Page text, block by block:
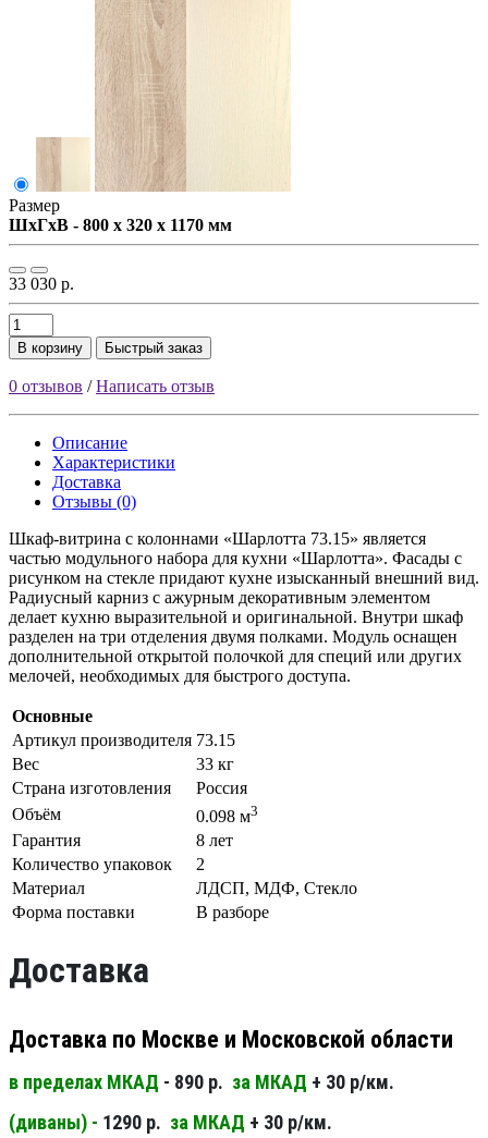
Размер
ШxГxВ - 800 x 320 x 1170 мм
33 030 р.
В корзину Быстрый заказ
0 отзывов /Написать отзыв
Описание
Характеристики
Доставка
Отзывы (0)
Шкаф-витрина с колоннами «Шарлотта 73.15» является
частью модульного набора для кухни «Шарлотта». Фасады с
рисунком на стекле придают кухне изысканный внешний вид.
Радиусный карниз с ажурным декоративным элементом
делает кухню выразительной и оригинальной. Внутри шкаф
разделен на три отделения двумя полками. Модуль оснащен
дополнительной открытой полочкой для специй или других
мелочей, необходимых для быстрого доступа.
Основные
Артикул производителя 73.15
Вес
33 кг
Страна изготовления
Россия
Объём
0.098 м3
Гарантия
8 лет
Количество упаковок
2
Материал
ЛДСП, МДФ, Стекло
Форма поставки
В разборе
Доставка
Доставка по Москве и Московской области
в пределах МКАД - 890 р. за МКАД + 30 р/км.
(диваны) - 1290 р. за МКАД + 30 р/км.